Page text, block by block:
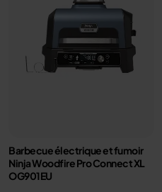
Barbecue électrique et fumoir
Ninja Woodfire Pro Connect XL
OG901EU